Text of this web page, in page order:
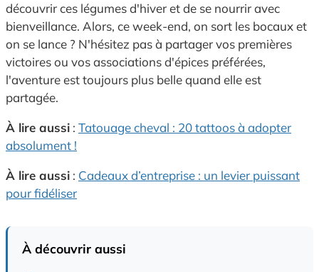
découvrir ces légumes d'hiver et de se nourrir avec
bienveillance. Alors, ce week-end, on sort les bocaux et
on se lance ? N'hésitez pas à partager vos premières
victoires ou vos associations d'épices préférées,
l'aventure est toujours plus belle quand elle est
partagée.
À lire aussi : Tatouage cheval : 20 tattoos à adopter
absolument !
À lire aussi : Cadeaux d’entreprise : un levier puissant
pour fidéliser
À découvrir aussi